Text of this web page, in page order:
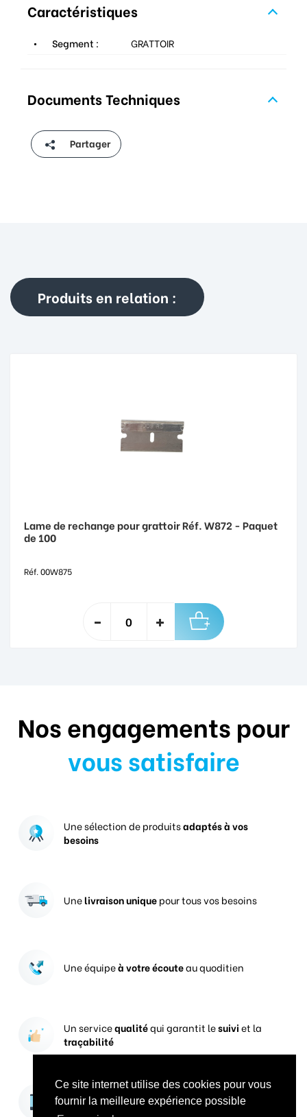
Ce site internet utilise des cookies pour vous
fournir la meilleure expérience possible
Caractéristiques
Segment : GRATTOIR
Documents Techniques
Partager
Produits en relation :
Lame de rechange pour grattoir Réf. W872 - Paquet
de 100
Réf. 00W875
Nos engagements pour
vous satisfaire
Une sélection de produitsadaptés à vos
besoins
Unelivraison uniquepour tous vos besoins
Une équipeà votre écouteau quoditien
Un servicequalitéqui garantit lesuiviet la
traçabilité
Vos prises de commandesouvertes 24h/24